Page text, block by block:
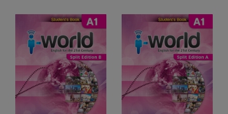
VER DETALLES VER DETALLES